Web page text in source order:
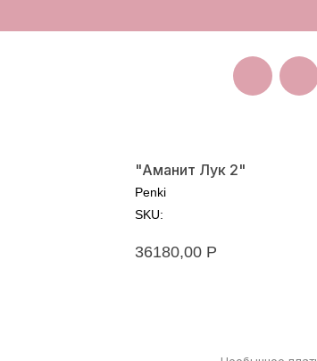
Большая Пушкарская 11
"Аманит Лук 2"
Penki
SKU:
36180,00 Р